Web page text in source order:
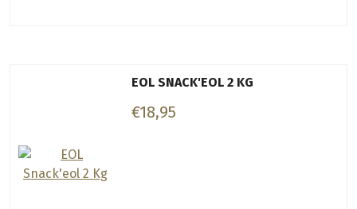
EOL SNACK'EOL 2 KG
€18,95